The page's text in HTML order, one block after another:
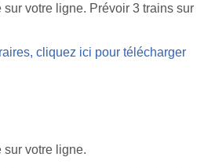
sur votre ligne. Prévoir 3 trains sur
cliquez ici pour télécharger
sur votre ligne.